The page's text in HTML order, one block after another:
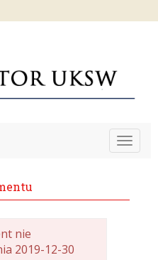
Toggle
nie
2019-12-30